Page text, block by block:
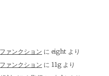
ァンクション に eight より
ァンクション に 11g より